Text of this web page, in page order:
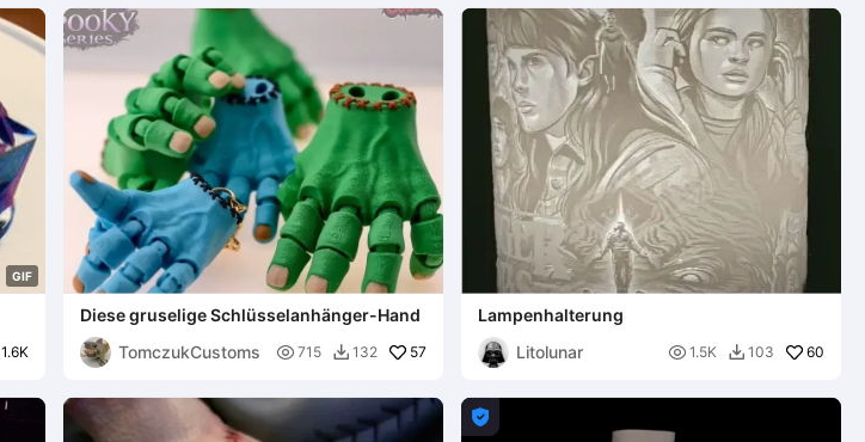
GIF
1.6K
Diese gruselige Schlüsselanhänger-Hand
TomczukCustoms
 715  132 57
Lampenhalterung
Litolunar
 1.5K  103 60
